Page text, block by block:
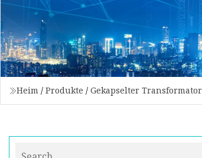
Heim / Produkte / Gekapselter Transformator